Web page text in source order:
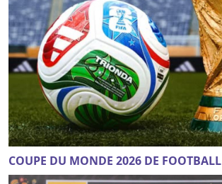
COUPE DU MONDE 2026 DE FOOTBALL